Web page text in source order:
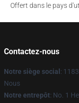
Offert dans le pays
Contactez-nous
Notre siège social :
Nous
Notre entrepôt: No. 1